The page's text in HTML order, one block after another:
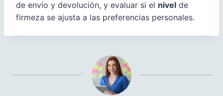
de envío y devolución, y evaluar si el nivel de
firmeza se ajusta a las preferencias personales.